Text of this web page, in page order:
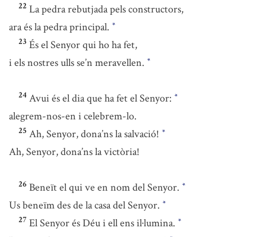
22 La pedra rebutjada pels constructors,
ara és la pedra principal. *
23 És el Senyor qui ho ha fet,
i els nostres ulls se’n meravellen. *
24 Avui és el dia que ha fet el Senyor: *
alegrem-nos-en i celebrem-lo.
25 Ah, Senyor, dona’ns la salvació! *
Ah, Senyor, dona’ns la victòria!
26 Beneït el qui ve en nom del Senyor. *
Us beneïm des de la casa del Senyor. *
27 El Senyor és Déu i ell ens il·lumina. *